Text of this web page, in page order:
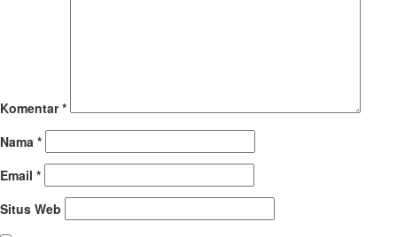
Komentar*
Nama *
Email *
Situs Web